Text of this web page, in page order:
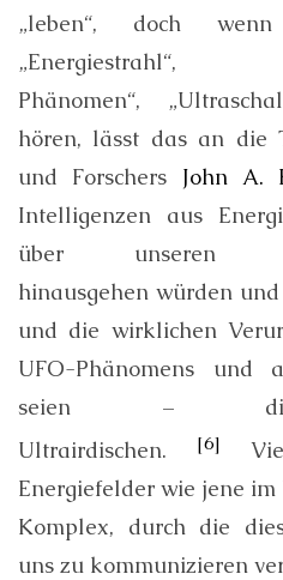
„leben“, doch
„Energiestrahl“,
Phänomen“,
hören, lässt das an die
und Forschers John A.
Intelligenzen aus
über unseren
hinausgehen würden
und die wirklichen
UFO-Phänomens und
seien – die
Ultrairdischen.
[6]
Energiefelder wie jene
Komplex, durch die
uns zu kommunizieren